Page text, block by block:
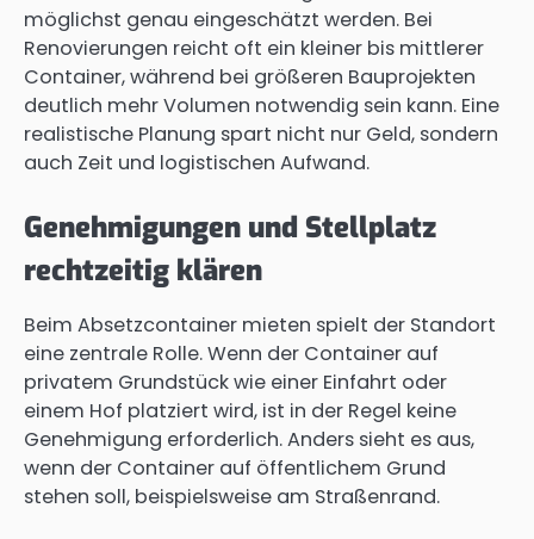
möglichst genau eingeschätzt werden. Bei
Renovierungen reicht oft ein kleiner bis mittlerer
Container, während bei größeren Bauprojekten
deutlich mehr Volumen notwendig sein kann. Eine
realistische Planung spart nicht nur Geld, sondern
auch Zeit und logistischen Aufwand.
Genehmigungen und Stellplatz
rechtzeitig klären
Beim Absetzcontainer mieten spielt der Standort
eine zentrale Rolle. Wenn der Container auf
privatem Grundstück wie einer Einfahrt oder
einem Hof platziert wird, ist in der Regel keine
Genehmigung erforderlich. Anders sieht es aus,
wenn der Container auf öffentlichem Grund
stehen soll, beispielsweise am Straßenrand.